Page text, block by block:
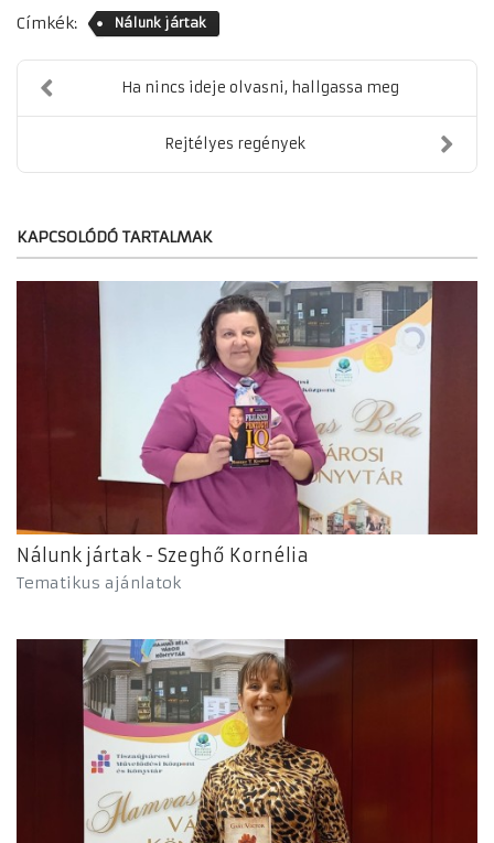
Címkék: Nálunk jártak
Ha nincs ideje olvasni, hallgassa meg
Rejtélyes regények
KAPCSOLÓDÓ TARTALMAK
Nálunk jártak - Szeghő Kornélia
Tematikus ajánlatok